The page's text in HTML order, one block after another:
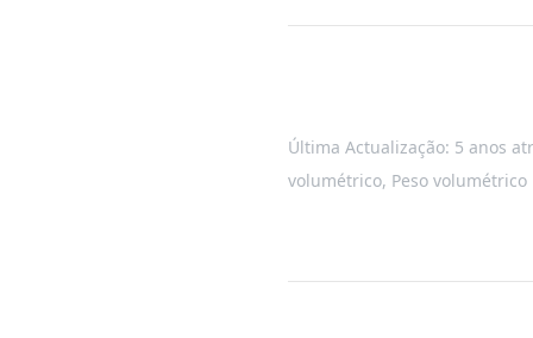
Última Actualização: 5 anos
volumétrico, Peso volumétrico